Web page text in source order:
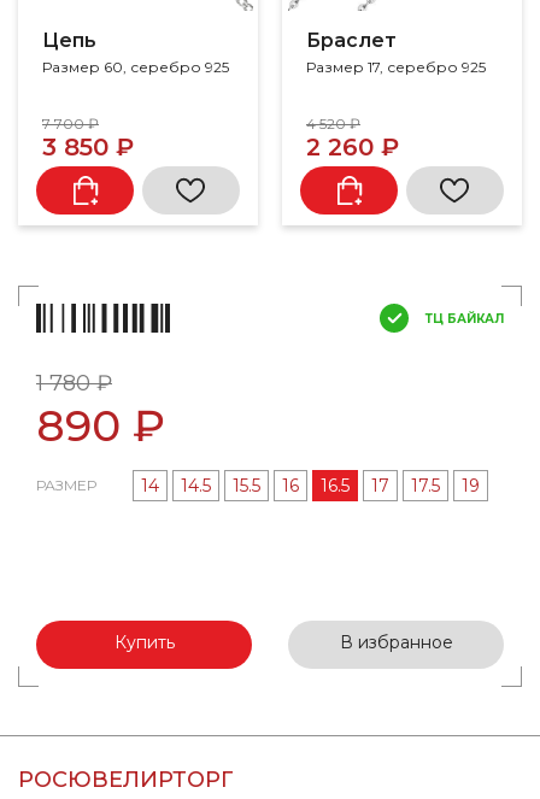
Цепь
Размер 60, серебро 925
7 700 ₽
3 850 ₽
Браслет
Размер 17, серебро 925
4 520 ₽
2 260 ₽
ТЦ БАЙКАЛ
1 780 ₽
890 ₽
РАЗМЕР 14 14.5 15.5 16 16.5 17 17.5 19
Купить В избранное
РОСЮВЕЛИРТОРГ